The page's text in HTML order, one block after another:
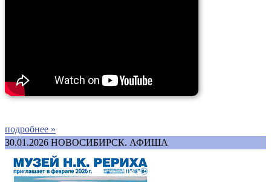
подробнее »
30.01.2026 НОВОСИБИРСК. АФИША